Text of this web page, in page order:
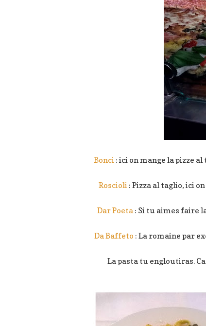
Bonci : ici on mange la pizze
Roscioli : Pizza al taglio, ici
Dar Poeta : Si tu aimes faire
Da Baffeto : La romaine par
La pasta tu engloutiras.